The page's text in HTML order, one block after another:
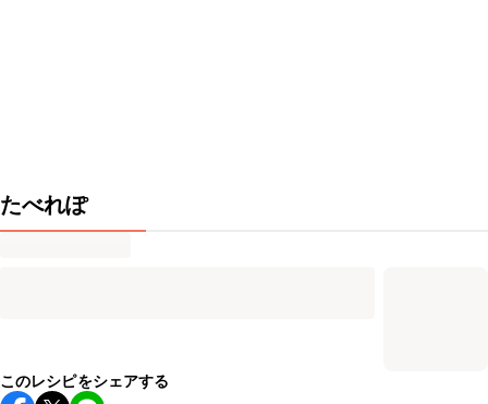
たべれぽ
このレシピをシェアする